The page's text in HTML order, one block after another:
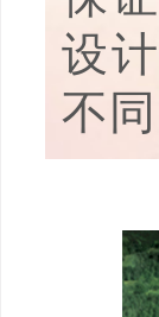
设
不